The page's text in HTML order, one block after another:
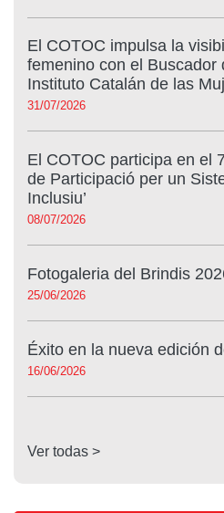
El COTOC impulsa la
femenino con el Buscador
Instituto Catalán de las
31/07/2026
El COTOC participa en el
de Participació per un
Inclusiu’
08/07/2026
Fotogaleria del Brindis
25/06/2026
Éxito en la nueva edición
16/06/2026
Ver todas >